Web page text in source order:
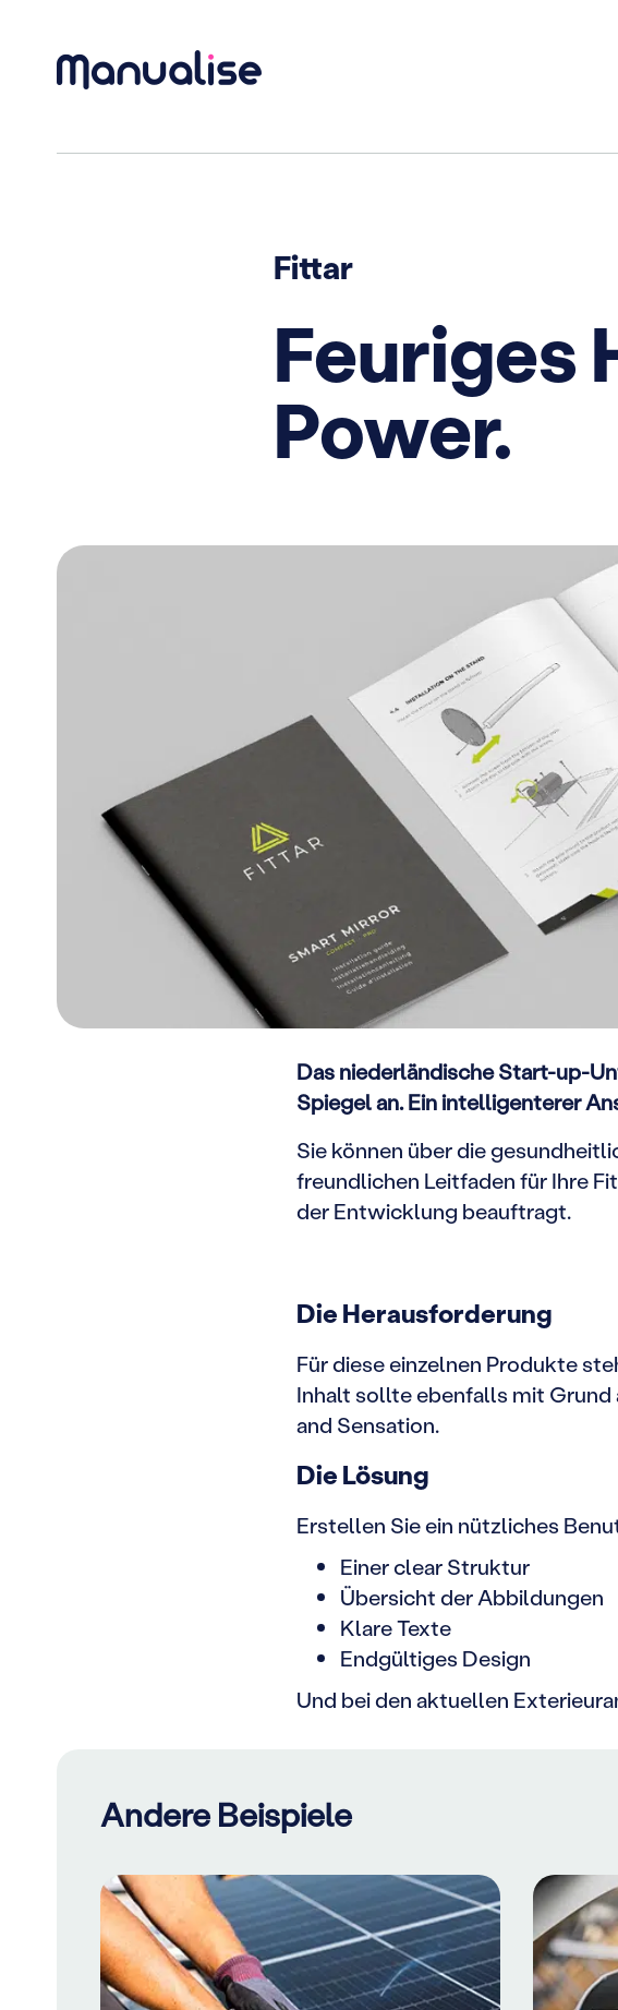
Hauptnavigation
Fittar
Feuriges
Power.
Das niederländische Start-up-
Spiegel an.Ein intelligenterer
Sie können über die
freundlichen Leitfaden für Ihre
der Entwicklung beauftragt.
Die Herausforderung
Für diese einzelnen Produkte
Inhalt sollte ebenfalls mit
and Sensation.
Die Lösung
Erstellen Sie ein nützliches
Einer clear Struktur
Übersicht der Abbildungen
Klare Texte
Endgültiges Design
Und bei den aktuellen
Andere Beispiele